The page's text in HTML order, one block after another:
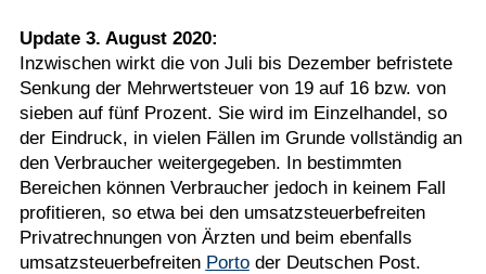
Update 3. August 2020:
Inzwischen wirkt die von Juli bis Dezember befristete
Senkung der Mehrwertsteuer von 19 auf 16 bzw. von
sieben auf fünf Prozent. Sie wird im Einzelhandel, so
der Eindruck, in vielen Fällen im Grunde vollständig an
den Verbraucher weitergegeben. In bestimmten
Bereichen können Verbraucher jedoch in keinem Fall
profitieren, so etwa bei den umsatzsteuerbefreiten
Privatrechnungen von Ärzten und beim ebenfalls
umsatzsteuerbefreiten Portoder Deutschen Post.